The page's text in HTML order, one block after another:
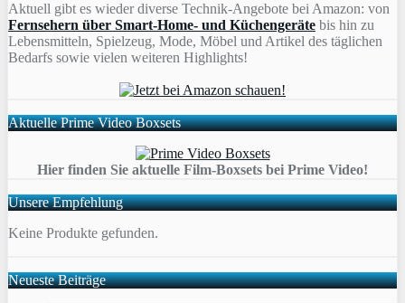
Aktuell gibt es wieder diverse Technik-Angebote bei Amazon: von
Fernsehern über Smart-Home- und Küchengeräte bis hin zu
Lebensmitteln, Spielzeug, Mode, Möbel und Artikel des täglichen
Bedarfs sowie vielen weiteren Highlights!
Aktuelle Prime Video Boxsets
Hier finden Sie aktuelle Film-Boxsets bei Prime Video!
Unsere Empfehlung
Keine Produkte gefunden.
Neueste Beiträge